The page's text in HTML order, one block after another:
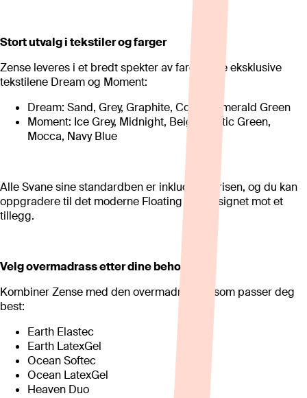
Stort utvalg i tekstiler og farger
Zense leveres i et bredt spekter av farger i de eksklusive
tekstilene Dream og Moment:
Dream: Sand, Grey, Graphite, Cotton, Emerald Green
Moment: Ice Grey, Midnight, Beige, Arctic Green,
Mocca, Navy Blue
Alle Svane sine standardben er inkludert i prisen, og du kan
oppgradere til det moderne Floating leg-designet mot et
tillegg.
Velg overmadrass etter dine behov
Kombiner Zense med den overmadrassen som passer deg
best:
Earth Elastec
Earth LatexGel
Ocean Softec
Ocean LatexGel
Heaven Duo